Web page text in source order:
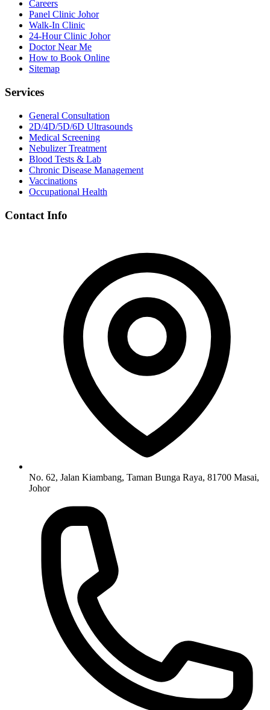
Careers
Panel Clinic Johor
Walk-In Clinic
24-Hour Clinic Johor
Doctor Near Me
How to Book Online
Sitemap
Services
General Consultation
2D/4D/5D/6D Ultrasounds
Medical Screening
Nebulizer Treatment
Blood Tests & Lab
Chronic Disease Management
Vaccinations
Occupational Health
Contact Info
No. 62, Jalan Kiambang, Taman Bunga Raya, 81700 Masai,
Johor